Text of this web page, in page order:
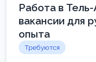
Работа в
вакансии для
опыта
Требуются